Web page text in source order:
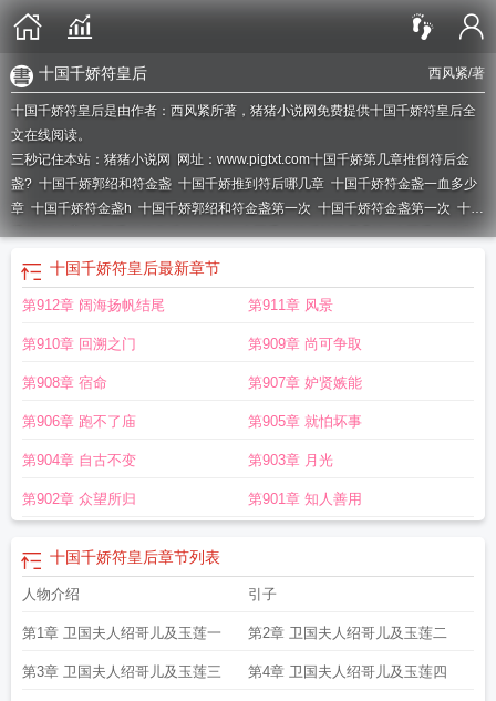
西风紧/著
十国千娇符皇后
十国千娇符皇后是由作者：西风紧所著，猪猪小说网免费提供十国千娇符皇后全
文在线阅读。
三秒记住本站：猪猪小说网 网址：www.pigtxt.com十国千娇第几章推倒符后金
盏? 十国千娇郭绍和符金盏 十国千娇推到符后哪几章 十国千娇符金盏一血多少
章 十国千娇符金盏h 十国千娇郭绍和符金盏第一次 十国千娇符金盏第一次 十国
千娇 符金盏十国千娇符皇后什么时候十国千娇符后被推是几张十国千娇符金
盏h版本
十国千娇和符后是哪章 十国千娇推倒符金盏
符金盏改
一章十国千娇符皇后十国千娇符后 十国千娇符金盏竟然没怀孕
符金盏推倒十国千娇推倒符后哪几章
十国千娇符皇后最新章节
第912章 阔海扬帆结尾 第911章 风景
第910章 回溯之门 第909章 尚可争取
第908章 宿命 第907章 妒贤嫉能
第906章 跑不了庙 第905章 就怕坏事
第904章 自古不变 第903章 月光
第902章 众望所归 第901章 知人善用
十国千娇符皇后章节列表
人物介绍 引子
第1章 卫国夫人绍哥儿及玉莲一 第2章 卫国夫人绍哥儿及玉莲二
第3章 卫国夫人绍哥儿及玉莲三 第4章 卫国夫人绍哥儿及玉莲四